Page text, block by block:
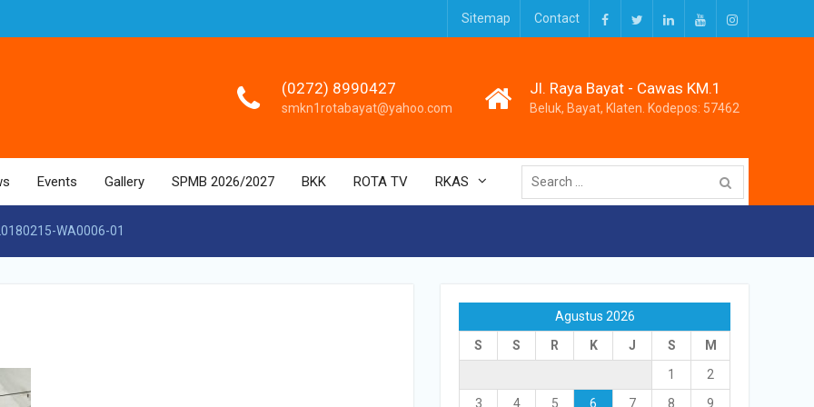
Facebook
TwitterLinkedInYoutubeInstagram
Sitemap Contact
(0272) 8990427
smkn1rotabayat@yahoo.com
Jl. Raya Bayat - Cawas KM.1
Beluk, Bayat, Klaten. Kodepos: 57462
Events Gallery SPMB 2026/2027 BKK ROTA TV RKAS
Search
for:
WA0006-01
Agustus 2026
S
S R K J S
M
1
2
3
4 5 6 7 8
9